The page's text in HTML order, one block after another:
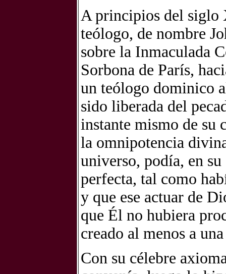
A principios del siglo
teólogo, de nombre
sobre la Inmaculada
Sorbona de París,
un teólogo dominico
sido liberada del
instante mismo de su
la omnipotencia
universo, podía, en
perfecta, tal como
y que ese actuar de
que Él no hubiera
creado al menos a
Con su célebre